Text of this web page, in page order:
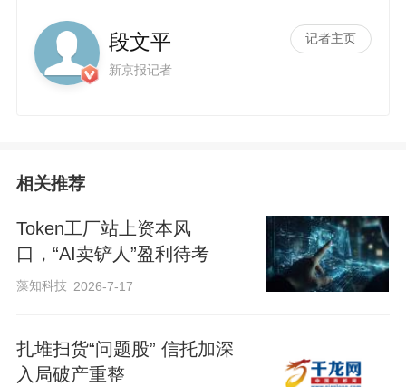
段文平
新京报记者
记者主页
相关推荐
Token工厂站上资本风
口，“AI卖铲人”盈利待考
藻知科技 2026-7-17
扎堆扫货“问题股” 信托加深
入局破产重整